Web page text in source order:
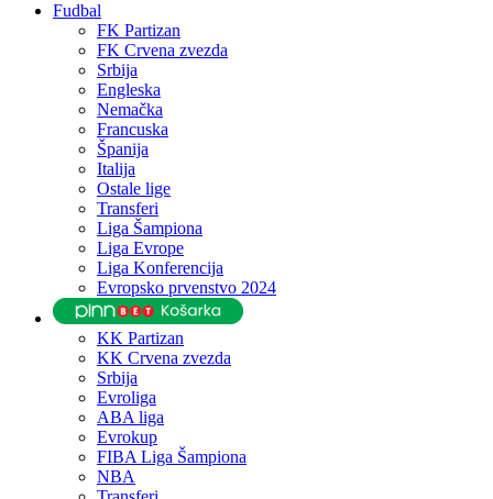
Fudbal
FK Partizan
FK Crvena zvezda
Srbija
Engleska
Nemačka
Francuska
Španija
Italija
Ostale lige
Transferi
Liga Šampiona
Liga Evrope
Liga Konferencija
Evropsko prvenstvo 2024
KK Partizan
KK Crvena zvezda
Srbija
Evroliga
ABA liga
Evrokup
FIBA Liga Šampiona
NBA